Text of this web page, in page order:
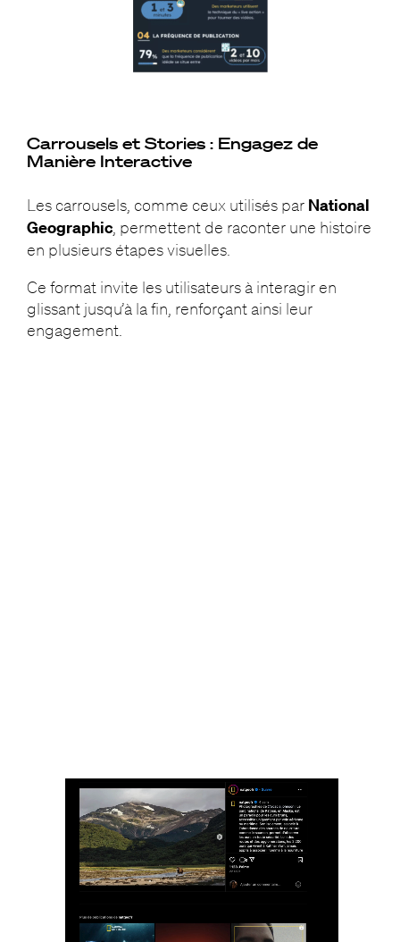
Carrousels et Stories : Engagez de
Manière Interactive
Les carrousels, comme ceux utilisés par National
Geographic, permettent de raconter une histoire
en plusieurs étapes visuelles.
Ce format invite les utilisateurs à interagir en
glissant jusqu’à la fin, renforçant ainsi leur
engagement.